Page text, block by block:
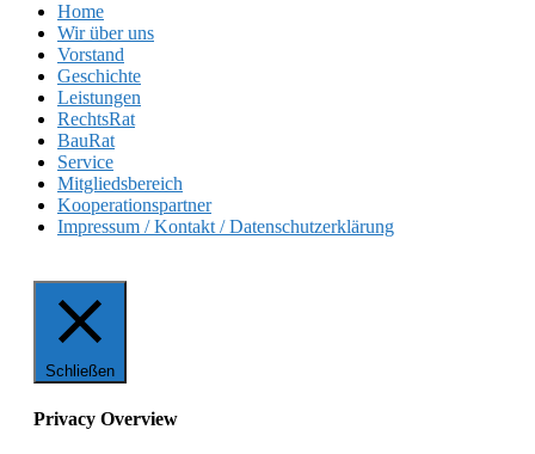
Home
Wir über uns
Vorstand
Geschichte
Leistungen
RechtsRat
BauRat
Service
Mitgliedsbereich
Kooperationspartner
Impressum / Kontakt / Datenschutzerklärung
Schließen
Privacy Overview